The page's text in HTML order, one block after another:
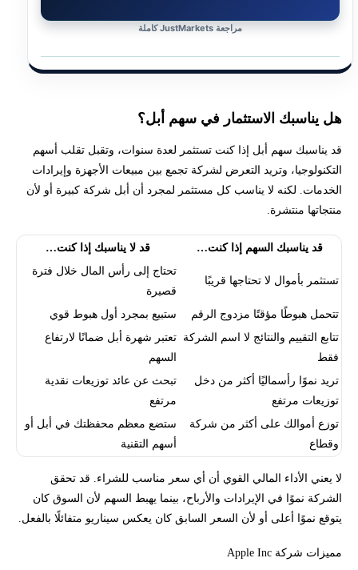
مراجعة JustMarkets كاملة
هل يناسبك الاستثمار في سهم أبل؟
قد يناسبك سهم أبل إذا كنت تستثمر لعدة سنوات، وتقبل تقلب أسهم
التكنولوجيا، وتريد التعرض لشركة تجمع بين مبيعات الأجهزة وإيرادات
الخدمات. لكنه لا يناسب كل مستثمر لمجرد أن أبل شركة كبيرة أو لأن
منتجاتها منتشرة.
قد يناسبك السهم إذا كنت… قد لا يناسبك إذا كنت…
تستثمر بأموال لا تحتاجها قريبًا
تحتاج إلى رأس المال خلال فترة
قصيرة
تتحمل هبوطًا مؤقتًا مزدوج الرقم
ستبيع بمجرد أول هبوط قوي
تتابع التقييم والنتائج لا اسم الشركة
فقط
تعتبر شهرة أبل ضمانًا لارتفاع
السهم
تريد نموًا رأسماليًا أكثر من دخل
توزيعات مرتفع
تبحث عن عائد توزيعات نقدية
مرتفع
توزع أموالك على أكثر من شركة
وقطاع
ستضع معظم محفظتك في أبل أو
أسهم التقنية
لا يعني الأداء المالي القوي أن أي سعر مناسب للشراء. قد تحقق
الشركة نموًا في الإيرادات والأرباح، بينما يهبط السهم لأن السوق كان
يتوقع نموًا أعلى أو لأن السعر السابق كان يعكس سيناريو متفائلًا بالفعل.
مميزات شركة Apple Inc